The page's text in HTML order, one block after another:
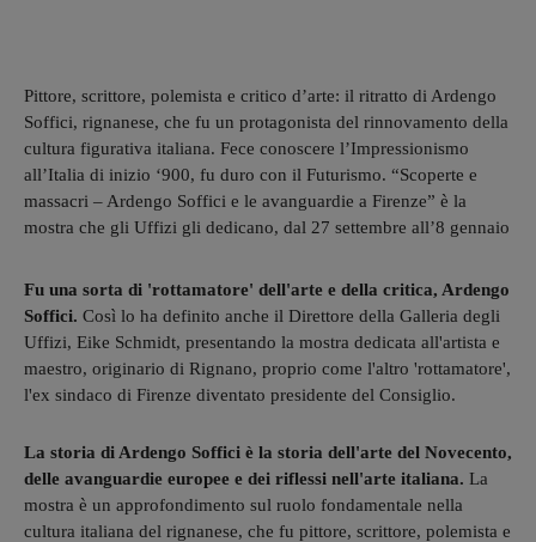
Pittore, scrittore, polemista e critico d’arte: il ritratto di Ardengo
Soffici, rignanese, che fu un protagonista del rinnovamento della
cultura figurativa italiana. Fece conoscere l’Impressionismo
all’Italia di inizio ‘900, fu duro con il Futurismo. “Scoperte e
massacri – Ardengo Soffici e le avanguardie a Firenze” è la
mostra che gli Uffizi gli dedicano, dal 27 settembre all’8 gennaio
Fu una sorta di 'rottamatore' dell'arte e della critica, Ardengo
Soffici. Così lo ha definito anche il Direttore della Galleria degli
Uffizi, Eike Schmidt, presentando la mostra dedicata all'artista e
maestro, originario di Rignano, proprio come l'altro 'rottamatore',
l'ex sindaco di Firenze diventato presidente del Consiglio.
La storia di Ardengo Soffici è la storia dell'arte del Novecento,
delle avanguardie europee e dei riflessi nell'arte italiana. La
mostra è un approfondimento sul ruolo fondamentale nella
cultura italiana del rignanese, che fu pittore, scrittore, polemista e